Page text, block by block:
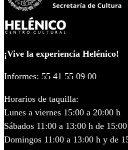
¡Vive la experiencia Helénico!
Informes: 55 41 55 09 00
Horarios de taquilla:
Lunes a viernes 15:00 a 20:00 h
Sábados 11:00 a 13:00 h de
Domingos 11:00 a 13:00 h y de